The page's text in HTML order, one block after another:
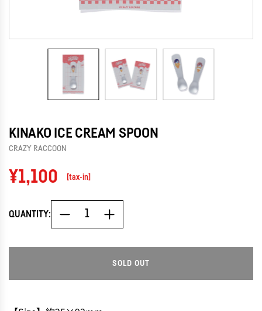
KINAKO ICE CREAM SPOON
CRAZY RACCOON
Regular
price
¥1,100 [tax-in]
QUANTITY:
SOLD OUT
O